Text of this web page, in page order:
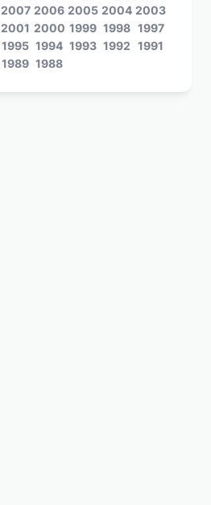
2007 2006 2005 2004 2003
2001 2000 1999 1998 1997
1995 1994 1993 1992 1991
1989 1988